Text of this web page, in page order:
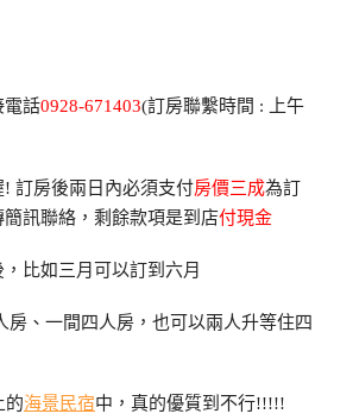
電話0928-671403(訂房聯繫時間 : 上午
! 訂房後兩日內必須支付房價三成為訂
訊聯絡，剩餘款項是到店付現金
比如三月可以訂到六月
房、一間四人房，也可以兩人升等住四
的海景民宿中，真的優質到不行!!!!!